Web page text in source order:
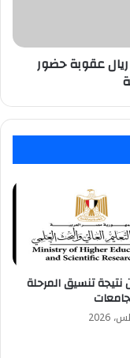
بالسعودية... 200 ألف ريال عقوبة حضور
نتيجة تنسيق المرحلة